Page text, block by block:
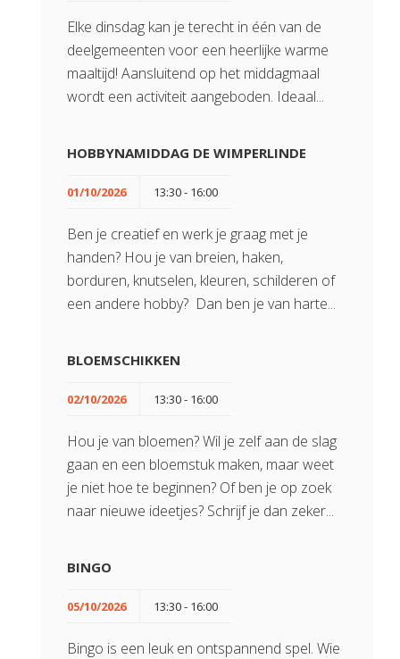
Elke dinsdag kan je terecht in één van de
deelgemeenten voor een heerlijke warme
maaltijd! Aansluitend op het middagmaal
wordt een activiteit aangeboden. Ideaal...
HOBBYNAMIDDAG DE WIMPERLINDE
01/10/2026 13:30 - 16:00
Ben je creatief en werk je graag met je
handen? Hou je van breien, haken,
borduren, knutselen, kleuren, schilderen of
een andere hobby? Dan ben je van harte...
BLOEMSCHIKKEN
02/10/2026 13:30 - 16:00
Hou je van bloemen? Wil je zelf aan de slag
gaan en een bloemstuk maken, maar weet
je niet hoe te beginnen? Of ben je op zoek
naar nieuwe ideetjes? Schrijf je dan zeker...
BINGO
05/10/2026 13:30 - 16:00
Bingo is een leuk en ontspannend spel. Wie